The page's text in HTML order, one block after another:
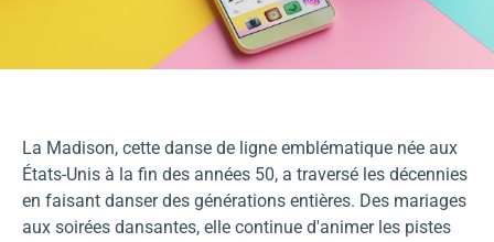
La Madison, cette danse de ligne emblématique née aux
États-Unis à la fin des années 50, a traversé les décennies
en faisant danser des générations entières. Des mariages
aux soirées dansantes, elle continue d'animer les pistes